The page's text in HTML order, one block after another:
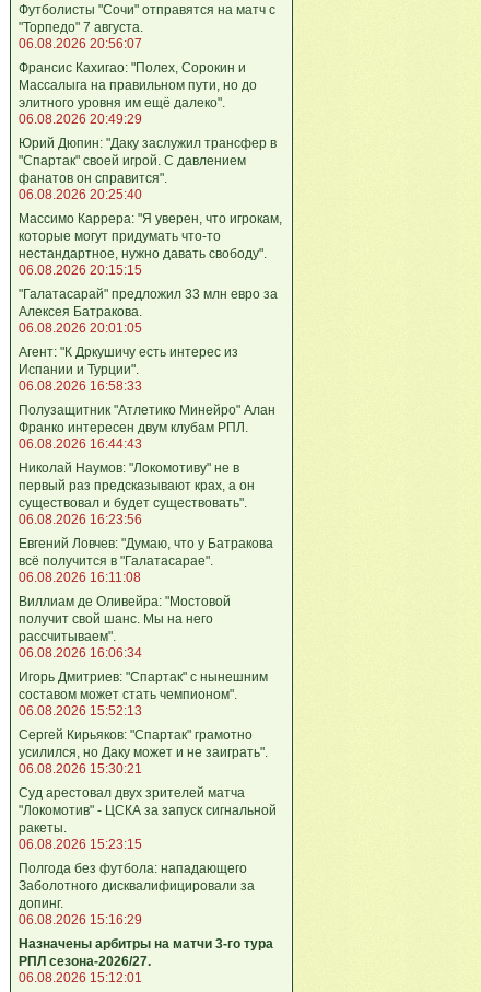
Футболисты "Сочи" отправятся на матч с
"Торпедо" 7 августа.
06.08.2026 20:56:07
Франсис Кахигао: "Полех, Сорокин и
Массалыга на правильном пути, но до
элитного уровня им ещё далеко".
06.08.2026 20:49:29
Юрий Дюпин: "Даку заслужил трансфер в
"Спартак" своей игрой. С давлением
фанатов он справится".
06.08.2026 20:25:40
Массимо Каррера: "Я уверен, что игрокам,
которые могут придумать что-то
нестандартное, нужно давать свободу".
06.08.2026 20:15:15
"Галатасарай" предложил 33 млн евро за
Алексея Батракова.
06.08.2026 20:01:05
Агент: "К Дркушичу есть интерес из
Испании и Турции".
06.08.2026 16:58:33
Полузащитник "Атлетико Минейро" Алан
Франко интересен двум клубам РПЛ.
06.08.2026 16:44:43
Николай Наумов: "Локомотиву" не в
первый раз предсказывают крах, а он
существовал и будет существовать".
06.08.2026 16:23:56
Евгений Ловчев: "Думаю, что у Батракова
всё получится в "Галатасарае".
06.08.2026 16:11:08
Виллиам де Оливейра: "Мостовой
получит свой шанс. Мы на него
рассчитываем".
06.08.2026 16:06:34
Игорь Дмитриев: "Спартак" с нынешним
составом может стать чемпионом".
06.08.2026 15:52:13
Сергей Кирьяков: "Спартак" грамотно
усилился, но Даку может и не заиграть".
06.08.2026 15:30:21
Суд арестовал двух зрителей матча
"Локомотив" - ЦСКА за запуск сигнальной
ракеты.
06.08.2026 15:23:15
Полгода без футбола: нападающего
Заболотного дисквалифицировали за
допинг.
06.08.2026 15:16:29
Назначены арбитры на матчи 3-го тура
РПЛ сезона-2026/27.
06.08.2026 15:12:01